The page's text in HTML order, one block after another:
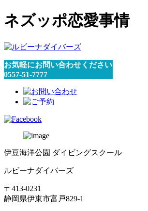
ネズッポ恋愛事情
お気軽にお問い合わせください
0557-51-7777
伊豆海洋公園 ダイビングスクール
ルビーナダイバーズ
〒413-0231
静岡県伊東市富戸829-1